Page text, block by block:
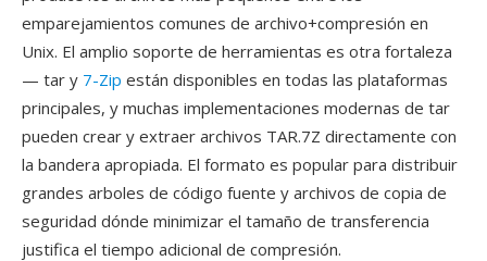
emparejamientos comunes de archivo+compresión en
Unix. El amplio soporte de herramientas es otra fortaleza
— tar y 7-Zip están disponibles en todas las plataformas
principales, y muchas implementaciones modernas de tar
pueden crear y extraer archivos TAR.7Z directamente con
la bandera apropiada. El formato es popular para distribuir
grandes arboles de código fuente y archivos de copia de
seguridad dónde minimizar el tamaño de transferencia
justifica el tiempo adicional de compresión.